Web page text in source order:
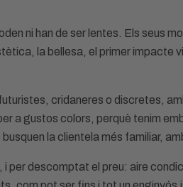
ni han de ser lentes. Els seus
la bellesa, el primer impacte
cridaneres o discretes,
a gustos colors, perquè tenim
la clientela més familiar,
i per descomptat el preu: aire